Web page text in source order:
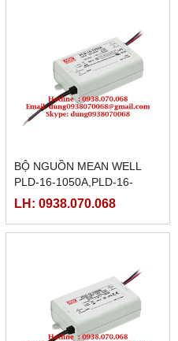
BỘ NGUỒN MEAN WELL
PLD-16-1050A,PLD-16-
1050B, PLD-16-1400A,PLD-
LH: 0938.070.068